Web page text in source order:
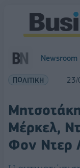
Newsroom
ΠΟΛΙΤΙΚΗ 23/
Μέρκελ,
Φον Ντερ